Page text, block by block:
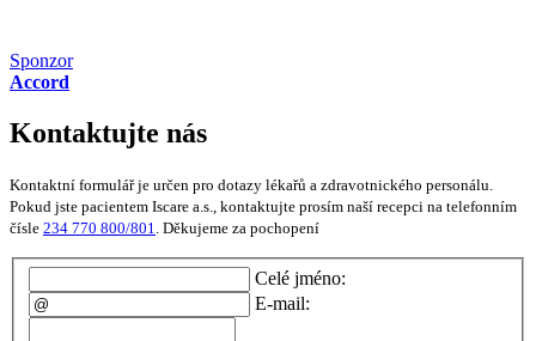
Sponzor
Accord
Kontaktujte nás
Kontaktní formulář je určen pro dotazy lékařů a zdravotnického personálu.
Pokud jste pacientem Iscare a.s., kontaktujte prosím naší recepci na telefonním
čísle 234 770 800/801. Děkujeme za pochopení
Celé jméno:
E-mail: